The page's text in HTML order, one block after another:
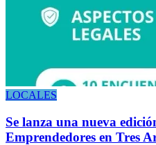
LOCALES
Se lanza una nueva
Emprendedores en Tres